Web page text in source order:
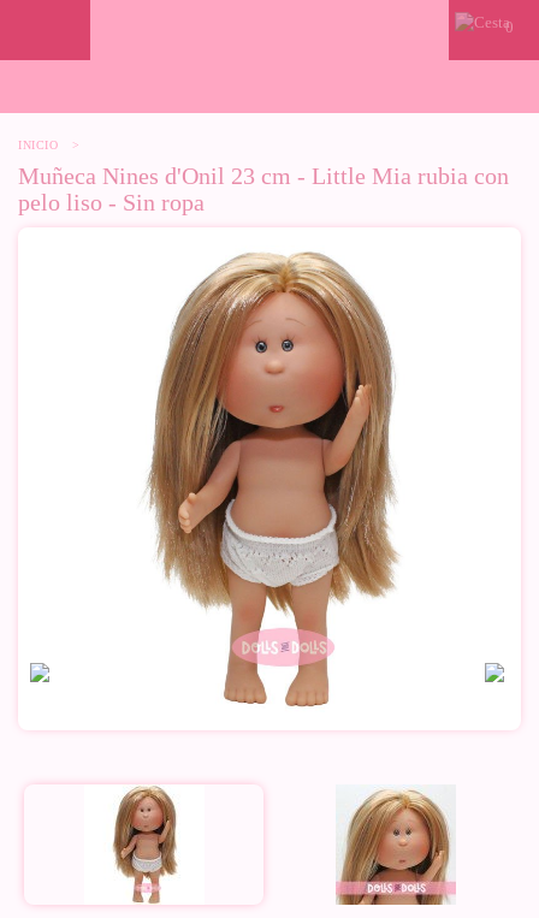
0
INICIO >
Muñeca Nines d'Onil 23 cm - Little Mia rubia con
pelo liso - Sin ropa